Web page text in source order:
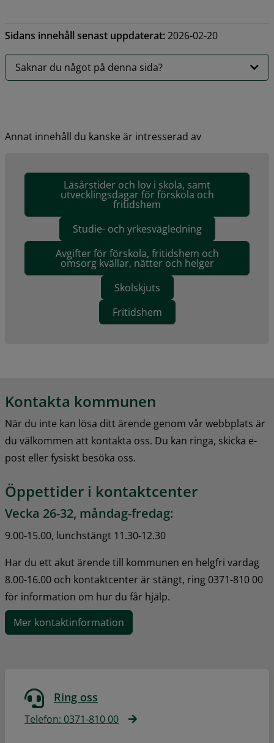
Sidans innehåll senast uppdaterat:2026-02-20
Saknar du något på denna sida?
Annat innehåll du kanske är intresserad av
Läsårstider och lov i skola, samt
utvecklingsdagar för förskola och
fritidshem
Studie- och yrkesvägledning
Avgifter för förskola, fritidshem och
omsorg kvällar, nätter och helger
Skolskjuts
Fritidshem
Kontakta kommunen
När du inte kan lösa ditt ärende genom vår webbplats är
du välkommen att kontakta oss. Du kan ringa, skicka e-
post eller fysiskt besöka oss.
Öppettider i kontaktcenter
Vecka 26-32, måndag-fredag:
9.00-15.00, lunchstängt 11.30-12.30
Har du ett akut ärende till kommunen en helgfri vardag
8.00-16.00 och kontaktcenter är stängt, ring 0371-810 00
för information om hur du får hjälp.
Mer kontaktinformation
Ring oss
Telefon: 0371-810 00